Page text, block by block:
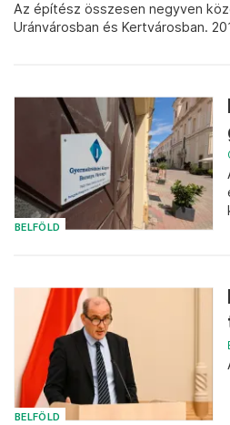
Az építész összesen negyven
Uránvárosban és Kertvárosban.
BELFÖLD
BELFÖLD